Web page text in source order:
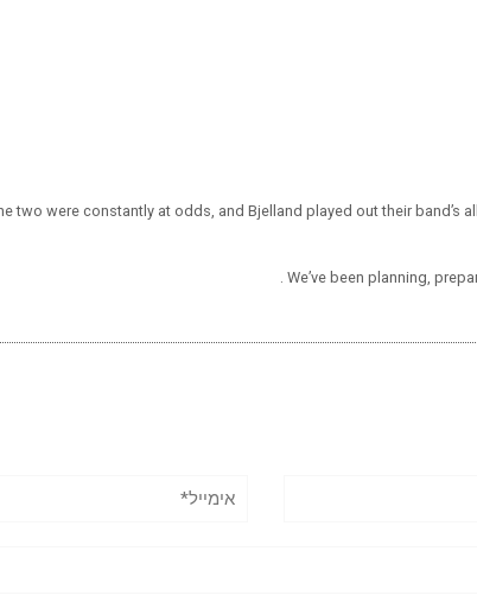
two were constantly at odds, and Bjelland played out their band’s
We’ve been planning,